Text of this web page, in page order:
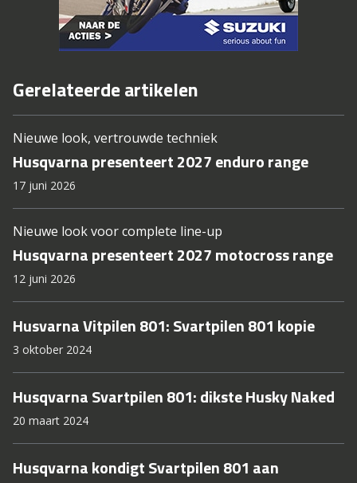
Gerelateerde artikelen
Nieuwe look, vertrouwde techniek
Husqvarna presenteert 2027 enduro range
17 juni 2026
Nieuwe look voor complete line-up
Husqvarna presenteert 2027 motocross range
12 juni 2026
Husvarna Vitpilen 801: Svartpilen 801 kopie
3 oktober 2024
Husqvarna Svartpilen 801: dikste Husky Naked
20 maart 2024
Husqvarna kondigt Svartpilen 801 aan